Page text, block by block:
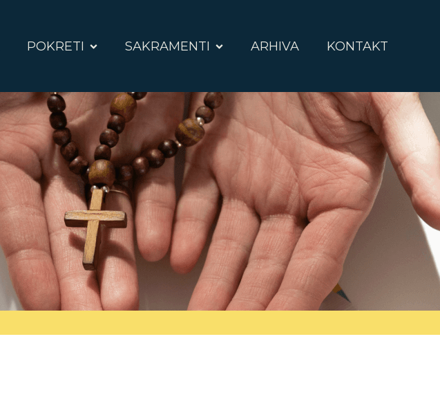
POKRETI SAKRAMENTI ARHIVA KONTAKT